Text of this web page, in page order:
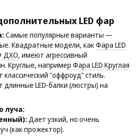
LED фар
Самые популярные варианты —
Квадратные модели, какФара LED
ДХО, имеют агрессивный
Круглые, например Фара LED Круглая
"оффроуд" стиль.
LED-балки (люстры) на
луча:
Дает узкий, но очень
(как прожектор).